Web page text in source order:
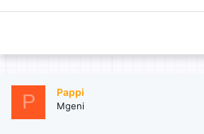
P Pappi
Mgeni